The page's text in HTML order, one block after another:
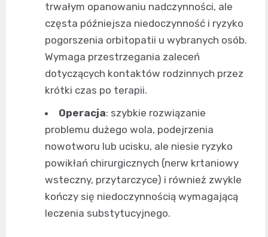
trwałym opanowaniu nadczynności, ale
częsta późniejsza niedoczynność i ryzyko
pogorszenia orbitopatii u wybranych osób.
Wymaga przestrzegania zaleceń
dotyczących kontaktów rodzinnych przez
krótki czas po terapii.
Operacja: szybkie rozwiązanie
problemu dużego wola, podejrzenia
nowotworu lub ucisku, ale niesie ryzyko
powikłań chirurgicznych (nerw krtaniowy
wsteczny, przytarczyce) i również zwykle
kończy się niedoczynnością wymagającą
leczenia substytucyjnego.